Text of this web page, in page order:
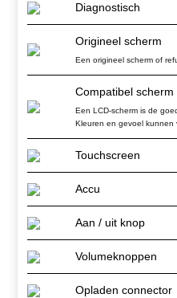
Diagnostisch
Origineel scherm
Een origineel scherm of
Compatibel scherm
Een LCD-scherm is de
Kleuren en gevoel kunnen
Touchscreen
Accu
Aan / uit knop
Volumeknoppen
Opladen connector